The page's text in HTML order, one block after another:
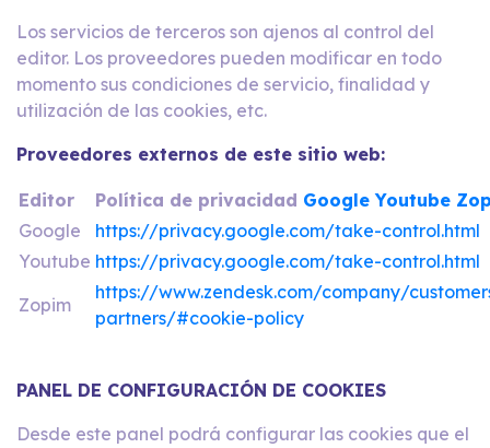
Los servicios de terceros son ajenos al control del
editor. Los proveedores pueden modificar en todo
momento sus condiciones de servicio, finalidad y
utilización de las cookies, etc.
Proveedores externos de este sitio web:
Editor Política de privacidad Google Youtube
Google
https://privacy.google.com/take-control.html
Youtube https://privacy.google.com/take-control.html
Zopim
https://www.zendesk.com/company/
partners/#cookie-policy
PANEL DE CONFIGURACIÓN DE COOKIES
Desde este panel podrá configurar las cookies que el